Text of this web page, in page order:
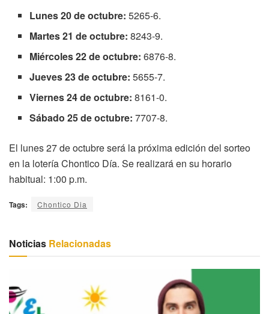
Lunes 20 de octubre:5265-6.
Martes 21 de octubre:8243-9.
Miércoles 22 de octubre:6876-8.
Jueves 23 de octubre:5655-7.
Viernes 24 de octubre:8161-0.
Sábado 25 de octubre:7707-8.
El lunes 27 de octubre será la próxima edición del sorteo
en la lotería Chontico Día. Se realizará en su horario
habitual: 1:00 p.m.
Tags: Chontico Dia
Noticias Relacionadas